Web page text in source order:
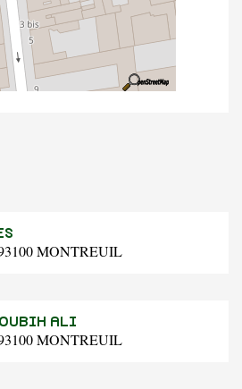
MONTREUIL
ALI
MONTREUIL